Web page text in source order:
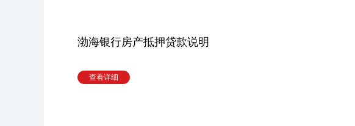
渤海银行房产抵押贷款说明
查看详细